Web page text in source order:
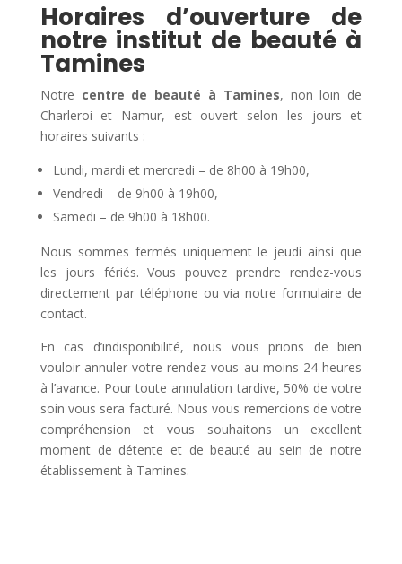
Horaires d’ouverture de
notre institut de beauté à
Tamines
Notre centre de beauté à Tamines, non loin de
Charleroi et Namur, est ouvert selon les jours et
horaires suivants :
Lundi, mardi et mercredi – de 8h00 à 19h00,
Vendredi – de 9h00 à 19h00,
Samedi – de 9h00 à 18h00.
Nous sommes fermés uniquement le jeudi ainsi que
les jours fériés. Vous pouvez prendre rendez-vous
directement par téléphone ou via notre formulaire de
contact.
En cas d’indisponibilité, nous vous prions de bien
vouloir annuler votre rendez-vous au moins 24 heures
à l’avance. Pour toute annulation tardive, 50% de votre
soin vous sera facturé. Nous vous remercions de votre
compréhension et vous souhaitons un excellent
moment de détente et de beauté au sein de notre
établissement à Tamines.